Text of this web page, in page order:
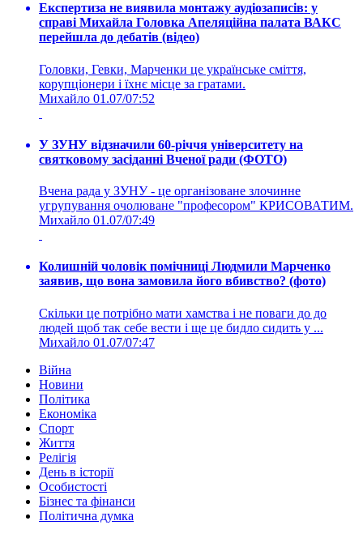
Експертиза не виявила монтажу аудіозаписів: у
справі Михайла Головка Апеляційна палата ВАКС
перейшла до дебатів (відео)
Головки, Гевки, Марченки це українське сміття,
корупціонери і їхнє місце за гратами.
Михайло 01.07/07:52
У ЗУНУ відзначили 60-річчя університету на
святковому засіданні Вченої ради (ФОТО)
Вчена рада у ЗУНУ - це організоване злочинне
угрупування очолюване "професором" КРИСОВАТИМ.
Михайло 01.07/07:49
Колишній чоловік помічниці Людмили Марченко
заявив, що вона замовила його вбивство? (фото)
Скільки це потрібно мати хамства і не поваги до до
людей щоб так себе вести і ще це бидло сидить у ...
Михайло 01.07/07:47
Війна
Новини
Політика
Економіка
Спорт
Життя
Релігія
День в історії
Особистості
Бізнес та фінанси
Політична думка